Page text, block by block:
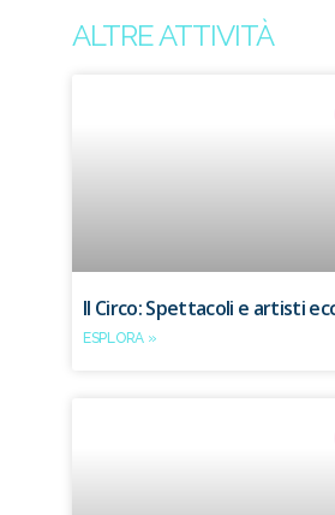
ALTRE ATTIVITÀ
Il Circo: Spettacoli e artisti
ESPLORA »